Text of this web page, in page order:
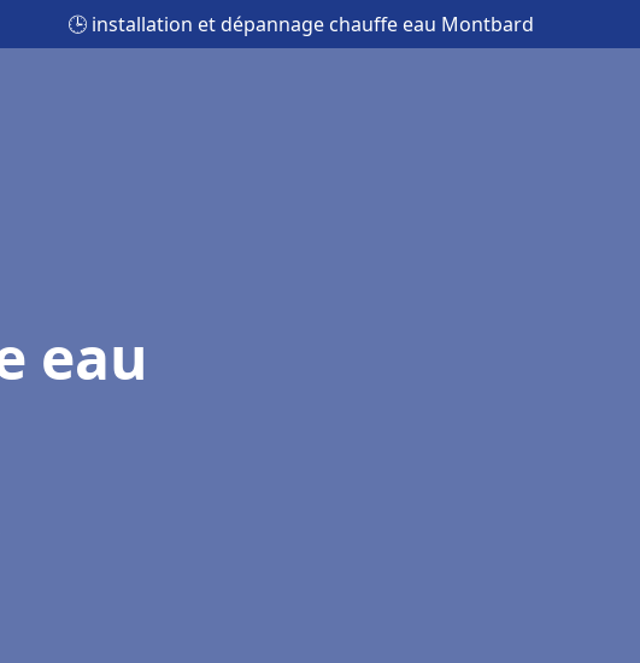
🕒 installation et dépannage chauffe eau Montbard
eau